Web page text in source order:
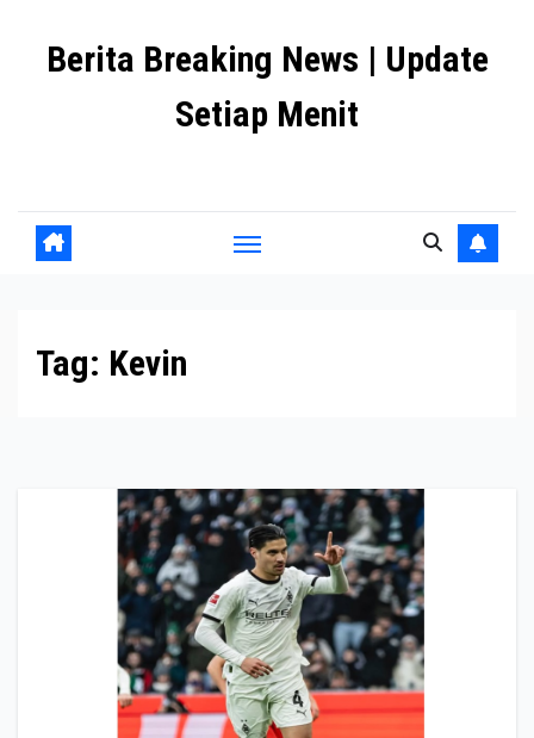
Berita Breaking News | Update
Setiap Menit
Tag: Kevin